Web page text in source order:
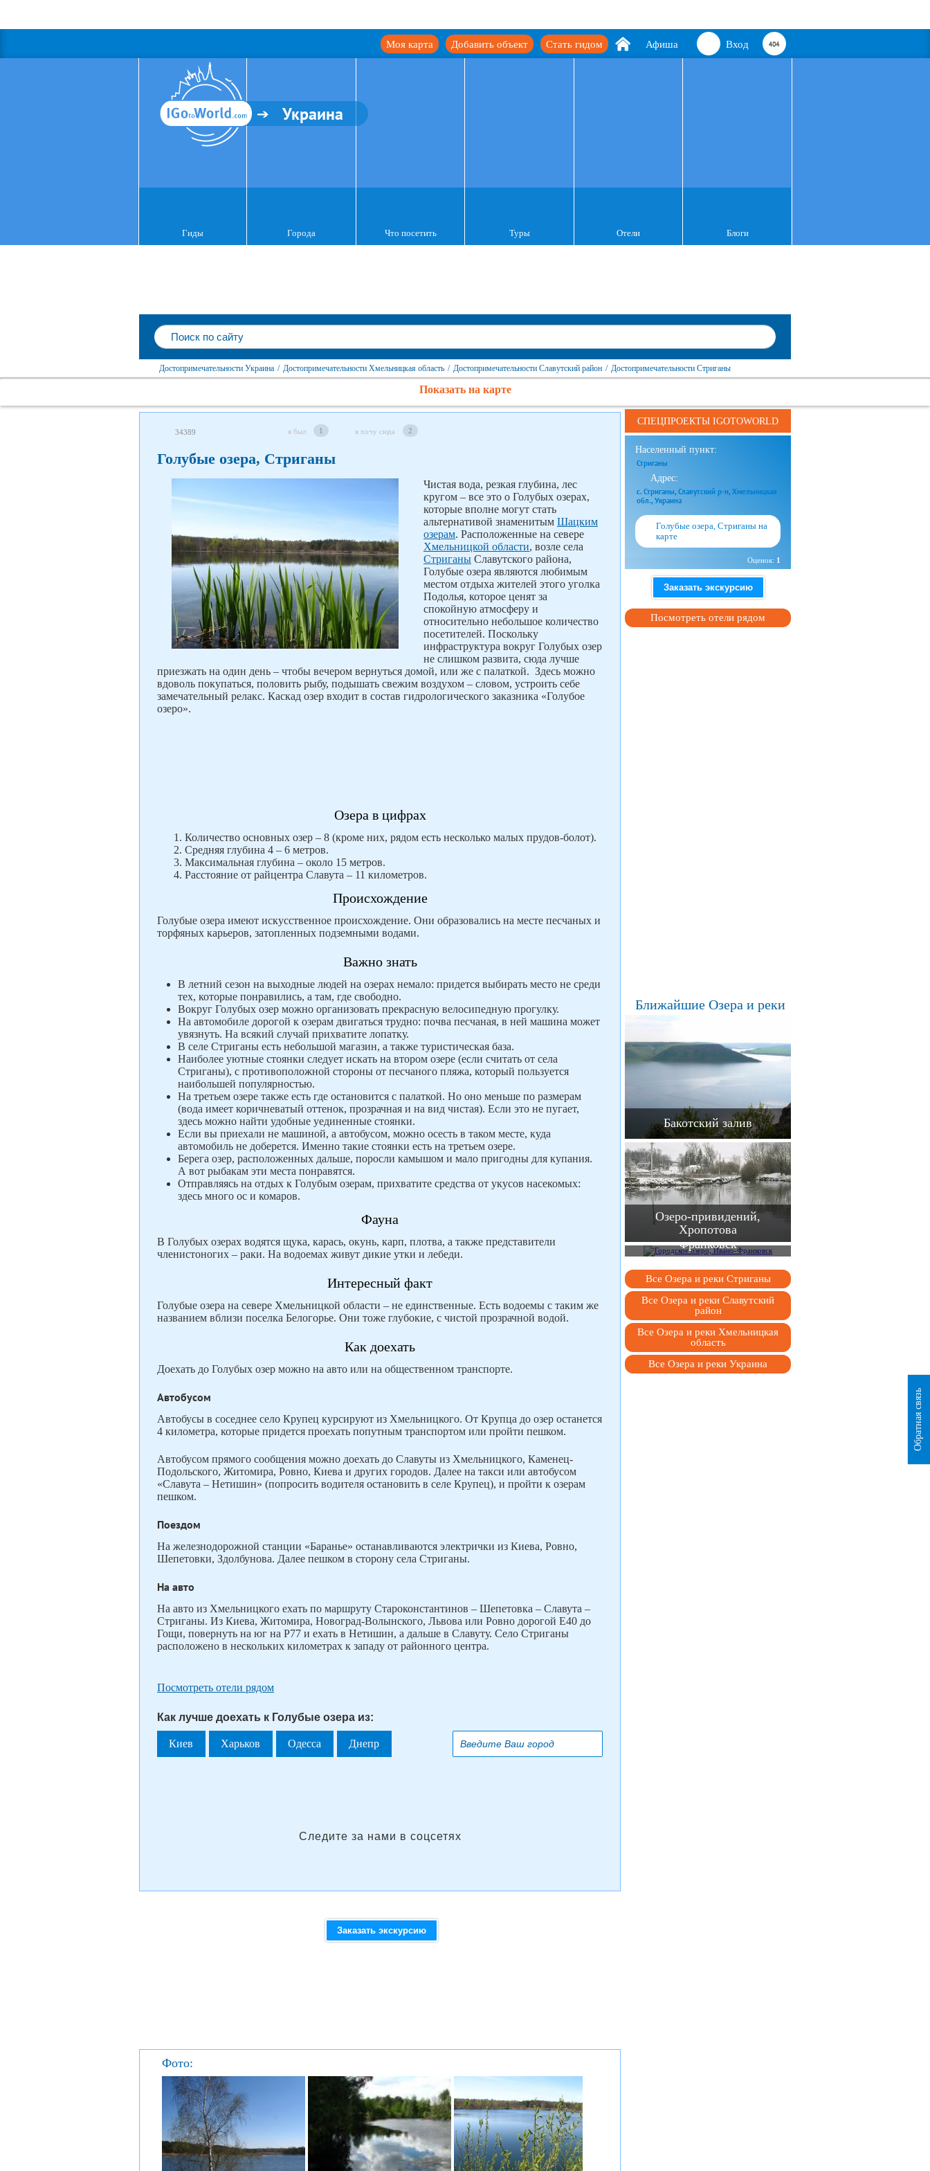
Вход
Афиша
Стать гидом
Добавить объект
Моя карта
Украина
Гиды Города Что посетить Туры Отели Блоги
Достопримечательности Украина / Достопримечательности Хмельницкая область / Достопримечательности Славутский район / Достопримечательности Стриганы
Показать на карте
34389 я был 1 я хочу сюда 2
Голубые озера, Стриганы
Чистая вода, резкая глубина, лес
кругом – все это о Голубых озерах,
которые вполне могут стать
альтернативой знаменитым Шацким
озерам. Расположенные на севере
Хмельницкой области, возле села
Стриганы Славутского района,
Голубые озера являются любимым
местом отдыха жителей этого уголка
Подолья, которое ценят за
спокойную атмосферу и
относительно небольшое количество
посетителей. Поскольку
инфраструктура вокруг Голубых озер
не слишком развита, сюда лучше
приезжать на один день – чтобы вечером вернуться домой, или же с палаткой. Здесь можно
вдоволь покупаться, половить рыбу, подышать свежим воздухом – словом, устроить себе
замечательный релакс. Каскад озер входит в состав гидрологического заказника «Голубое
озеро».
Озера в цифрах
Количество основных озер – 8 (кроме них, рядом есть несколько малых прудов-болот).
Средняя глубина 4 – 6 метров.
Максимальная глубина – около 15 метров.
Расстояние от райцентра Славута – 11 километров.
Происхождение
Голубые озера имеют искусственное происхождение. Они образовались на месте песчаных и
торфяных карьеров, затопленных подземными водами.
Важно знать
В летний сезон на выходные людей на озерах немало: придется выбирать место не среди
тех, которые понравились, а там, где свободно.
Вокруг Голубых озер можно организовать прекрасную велосипедную прогулку.
На автомобиле дорогой к озерам двигаться трудно: почва песчаная, в ней машина может
увязнуть. На всякий случай прихватите лопатку.
В селе Стриганы есть небольшой магазин, а также туристическая база.
Наиболее уютные стоянки следует искать на втором озере (если считать от села
Стриганы), с противоположной стороны от песчаного пляжа, который пользуется
наибольшей популярностью.
На третьем озере также есть где остановится с палаткой. Но оно меньше по размерам
(вода имеет коричневатый оттенок, прозрачная и на вид чистая). Если это не пугает,
здесь можно найти удобные уединенные стоянки.
Если вы приехали не машиной, а автобусом, можно осесть в таком месте, куда
автомобиль не доберется. Именно такие стоянки есть на третьем озере.
Берега озер, расположенных дальше, поросли камышом и мало пригодны для купания.
А вот рыбакам эти места понравятся.
Отправляясь на отдых к Голубым озерам, прихватите средства от укусов насекомых:
здесь много ос и комаров.
Фауна
В Голубых озерах водятся щука, карась, окунь, карп, плотва, а также представители
членистоногих – раки. На водоемах живут дикие утки и лебеди.
Интересный факт
Голубые озера на севере Хмельницкой области – не единственные. Есть водоемы с таким же
названием вблизи поселка Белогорье. Они тоже глубокие, с чистой прозрачной водой.
Как доехать
Доехать до Голубых озер можно на авто или на общественном транспорте.
Автобусом
Автобусы в соседнее село Крупец курсируют из Хмельницкого. От Крупца до озер останется
4 километра, которые придется проехать попутным транспортом или пройти пешком.
Автобусом прямого сообщения можно доехать до Славуты из Хмельницкого, Каменец-
Подольского, Житомира, Ровно, Киева и других городов. Далее на такси или автобусом
«Славута – Нетишин» (попросить водителя остановить в селе Крупец), и пройти к озерам
пешком.
Поездом
На железнодорожной станции «Баранье» останавливаются электрички из Киева, Ровно,
Шепетовки, Здолбунова. Далее пешком в сторону села Стриганы.
На авто
На авто из Хмельницкого ехать по маршруту Староконстантинов – Шепетовка – Славута –
Стриганы. Из Киева, Житомира, Новоград-Волынского, Львова или Ровно дорогой Е40 до
Гощи, повернуть на юг на Р77 и ехать в Нетишин, а дальше в Славуту. Село Стриганы
расположено в нескольких километрах к западу от районного центра.
Посмотреть отели рядом
Как лучше доехать к Голубые озера из:
Киев Харьков Одесса Днепр
Следите за нами в соцсетях
Заказать экскурсию
Фото:
СПЕЦПРОЕКТЫ IGOTOWORLD
Населенный пункт:
Стриганы
Адрес:
с. Стриганы, Славутский р-н, Хмельницкая
обл., Украина
Голубые озера, Стриганы на
карте
Оценок: 1
Заказать экскурсию
Посмотреть отели рядом
Ближайшие Озера и реки
Бакотский залив
Озеро-привидений,
Хропотова
Городское озеро, Ивано-
Франковск
Все Озера и реки Стриганы
Все Озера и реки Славутский
район
Все Озера и реки Хмельницкая
область
Все Озера и реки Украина
Обратная связь